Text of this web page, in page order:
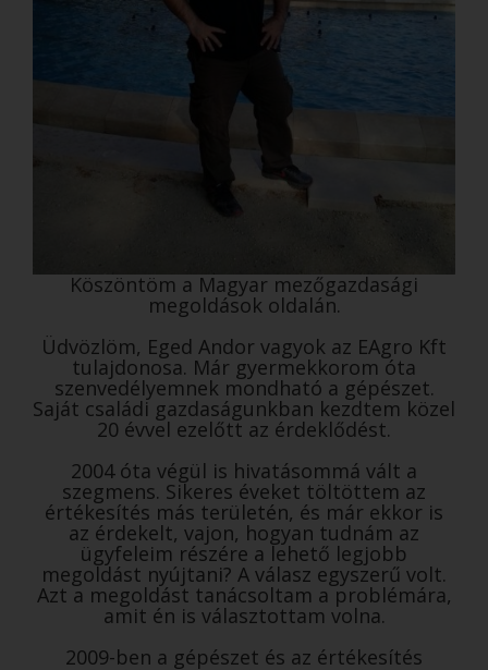
Köszöntöm a Magyar mezőgazdasági
megoldások oldalán.
Üdvözlöm, Eged Andor vagyok az EAgro Kft
tulajdonosa. Már gyermekkorom óta
szenvedélyemnek mondható a gépészet.
Saját családi gazdaságunkban kezdtem közel
20 évvel ezelőtt az érdeklődést.
2004 óta végül is hivatásommá vált a
szegmens. Sikeres éveket töltöttem az
értékesítés más területén, és már ekkor is
az érdekelt, vajon, hogyan tudnám az
ügyfeleim részére a lehető legjobb
megoldást nyújtani? A válasz egyszerű volt.
Azt a megoldást tanácsoltam a problémára,
amit én is választottam volna.
2009-ben a gépészet és az értékesítés